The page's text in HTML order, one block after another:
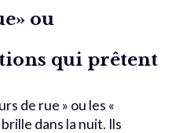
ou
qui prêtent
de rue » ou les «
dans la nuit. Ils